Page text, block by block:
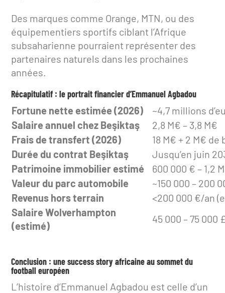
Des marques comme Orange, MTN, ou des
équipementiers sportifs ciblant l’Afrique
subsaharienne pourraient représenter des
partenaires naturels dans les prochaines
années.
Récapitulatif : le portrait financier d’Emmanuel Agbadou
Fortune nette estimée (2026)
~4,7 millions
Salaire annuel chez Beşiktaş
2,8 M€ – 3,8 M€
Frais de transfert (2026)
18 M€ + 2 M€ de
Durée du contrat Beşiktaş
Jusqu’en juin
Patrimoine immobilier estimé
600 000 € – 1,2
Valeur du parc automobile
~150 000 – 200
Revenus hors terrain
<200 000 €/an
Salaire Wolverhampton
(estimé)
45 000 – 75 000
Conclusion : une success story africaine au sommet du
football européen
L’histoire d’Emmanuel Agbadou est celle d’un